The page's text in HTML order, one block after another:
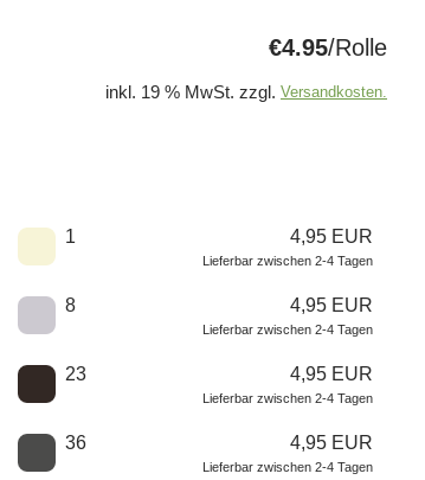
€4.95/Rolle
inkl. 19 % MwSt. zzgl. Versandkosten.
1 4,95 EUR
Lieferbar zwischen 2-4 Tagen
8 4,95 EUR
Lieferbar zwischen 2-4 Tagen
23 4,95 EUR
Lieferbar zwischen 2-4 Tagen
36 4,95 EUR
Lieferbar zwischen 2-4 Tagen